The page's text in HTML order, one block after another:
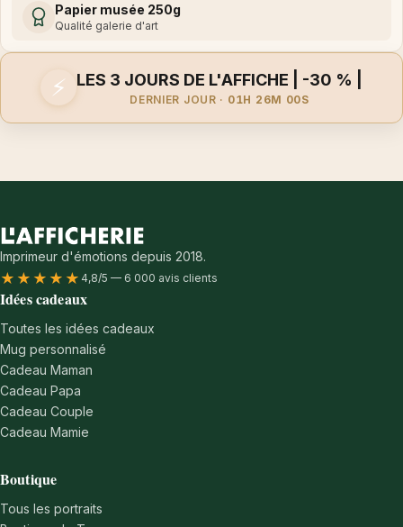
Papier musée 250g
Qualité galerie d'art
⚡ LES 3 JOURS DE L'AFFICHE | -30 % |
DERNIER JOUR · 01H 26M 00S
Imprimeur d'émotions depuis 2018.
★★★★★ 4,8/5 — 6 000 avis clients
Idées cadeaux
Toutes les idées cadeaux
Mug personnalisé
Cadeau Maman
Cadeau Papa
Cadeau Couple
Cadeau Mamie
Boutique
Tous les portraits